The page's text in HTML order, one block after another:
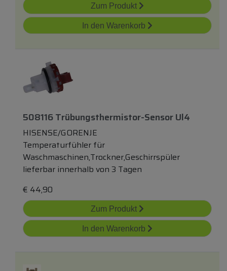
Zum Produkt
In den Warenkorb
508116 Trübungsthermistor-Sensor Ul4
HISENSE/GORENJE
Temperaturfühler für
Waschmaschinen,Trockner,Geschirrspüler
lieferbar innerhalb von 3 Tagen
€ 44,90
Zum Produkt
In den Warenkorb